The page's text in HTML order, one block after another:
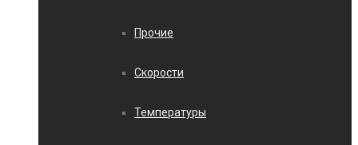
Прочие
Скорости
Температуры